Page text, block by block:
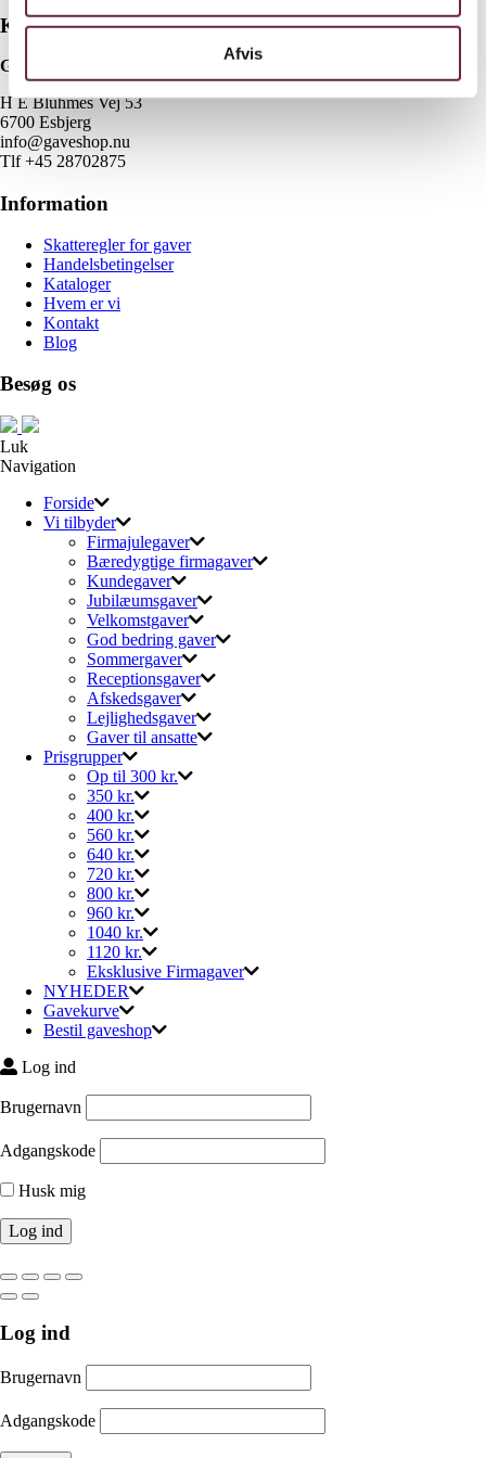
Afvis
Kontakt
Gaveshop.nu
H E Bluhmes Vej 53
6700 Esbjerg
info@gaveshop.nu
Tlf +45 28702875
Information
Skatteregler for gaver
Handelsbetingelser
Kataloger
Hvem er vi
Kontakt
Blog
Besøg os
Luk
Navigation
Forside
Vi tilbyder
Firmajulegaver
Bæredygtige firmagaver
Kundegaver
Jubilæumsgaver
Velkomstgaver
God bedring gaver
Sommergaver
Receptionsgaver
Afskedsgaver
Lejlighedsgaver
Gaver til ansatte
Prisgrupper
Op til 300 kr.
350 kr.
400 kr.
560 kr.
640 kr.
720 kr.
800 kr.
960 kr.
1040 kr.
1120 kr.
Eksklusive Firmagaver
NYHEDER
Gavekurve
Bestil gaveshop
Log ind
Brugernavn
Adgangskode
Husk mig
Log ind
Brugernavn
Adgangskode